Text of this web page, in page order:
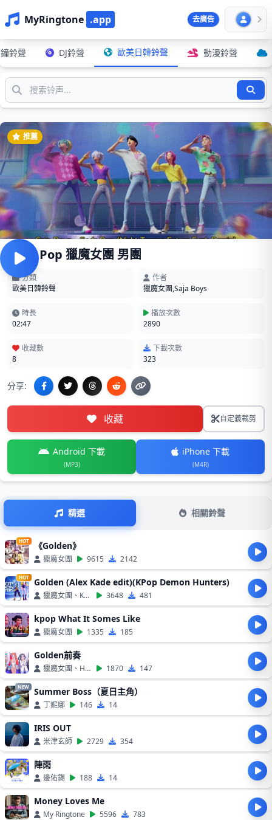
MyRingtone .app 去廣告
鈴聲 DJ鈴聲 歐美日韓鈴聲 動漫鈴聲
推薦
Soda Pop 獵魔女團 男團
分類
歐美日韓鈴聲
作者
獵魔女團,Saja Boys
時長
02:47
播放次數
2890
收藏數
8
下載次數
323
分享:
收藏 自定義裁剪
Android 下載
(MP3)
iPhone 下載
(M4R)
精選 相關鈴聲
HOT 《Golden》
獵魔女團 9615 2142
HOT Golden (Alex Kade edit)(KPop Demon Hunters)
獵魔女團、KPop 3648 481
kpop What It Somes Like
獵魔女團 1335 185
Golden前奏
獵魔女團、HUNTR 1870 147
NEW Summer Boss（夏日主角）
丁妮娜 146 14
IRIS OUT
米津玄師 2729 354
陣雨
邊佑錫 188 14
Money Loves Me
My Ringtone 5596 783